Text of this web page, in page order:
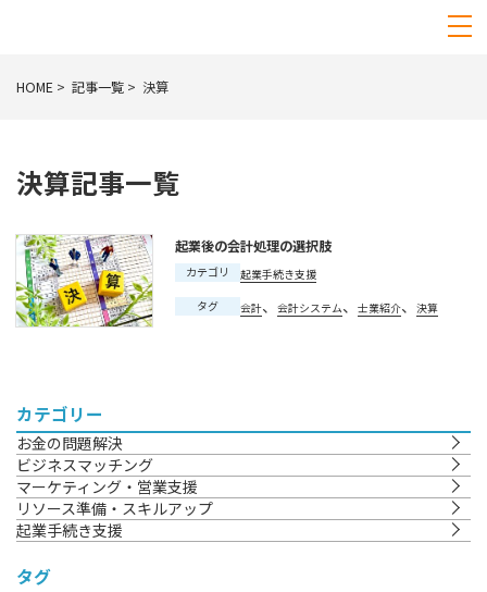
HOME 記事一覧 決算
決算記事一覧
起業後の会計処理の選択肢
カテゴリ
起業手続き支援
タグ
会計、会計システム、士業紹介、決算
カテゴリー
お金の問題解決
ビジネスマッチング
マーケティング・営業支援
リソース準備・スキルアップ
起業手続き支援
タグ